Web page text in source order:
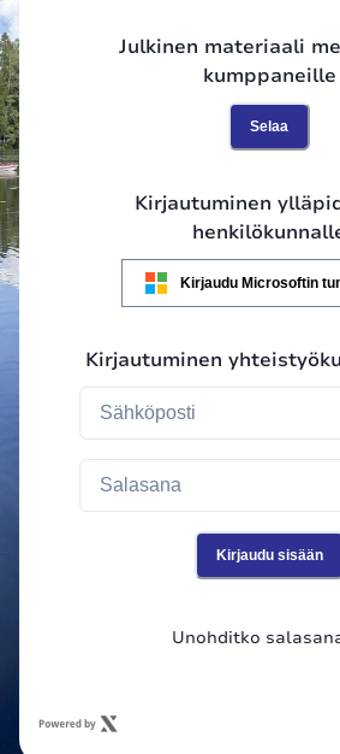
Julkinen materiaali
kumppaneille
Selaa
Kirjautuminen
Kirjaudu Microsoftin
Kirjautuminen
Kirjaudu sisään
Unohditko